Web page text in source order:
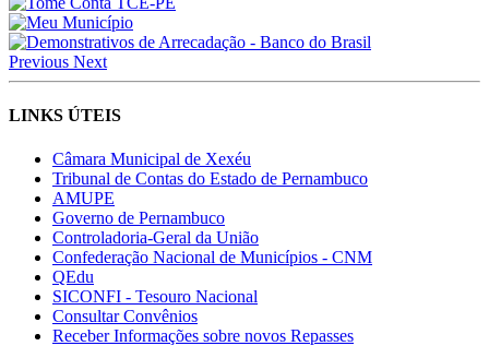
Previous Next
LINKS ÚTEIS
Câmara Municipal de Xexéu
Tribunal de Contas do Estado de Pernambuco
AMUPE
Governo de Pernambuco
Controladoria-Geral da União
Confederação Nacional de Municípios - CNM
QEdu
SICONFI - Tesouro Nacional
Consultar Convênios
Receber Informações sobre novos Repasses